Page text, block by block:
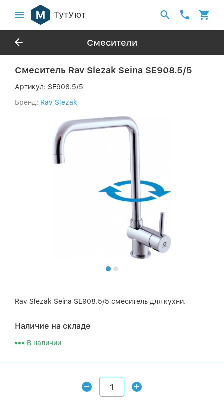
ТутУют
Смесители
Смеситель Rav Slezak Seina SE908.5/5
Артикул: SE908.5/5
Бренд: Rav Slezak
Rav Slezak Seina SE908.5/5 смеситель для кухни.
Наличие на складе
В наличии